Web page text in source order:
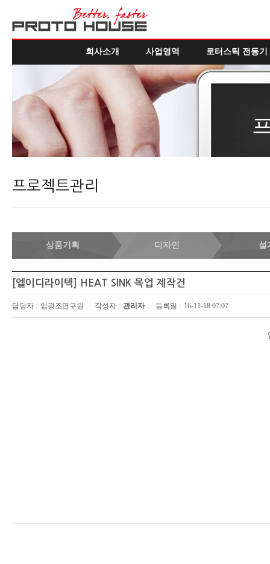
회사소개 사업영역 로터스틱 전동기
프로젝트관리
상품기획 디자인 설
[엘이디라이텍] HEAT SINK 목업 제작건
담당자 : 임광조연구원 작성자 : 관리자 등록일 : 16-11-18 07:07